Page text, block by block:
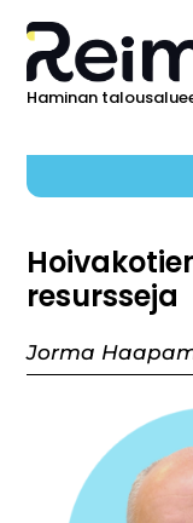
Haminan
resursseja
Jorma